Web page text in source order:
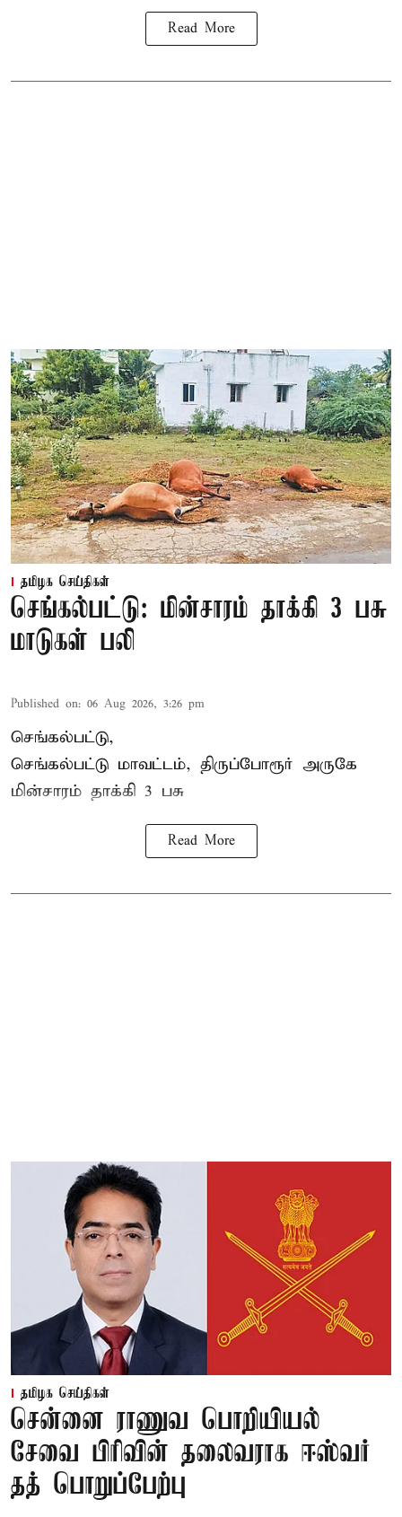
Read More
தமிழக செய்திகள்
செங்கல்பட்டு: மின்சாரம் தாக்கி 3 பசு
மாடுகள் பலி
Published on: 06 Aug 2026, 3:26 pm
செங்கல்பட்டு,
செங்கல்பட்டு மாவட்டம், திருப்போரூர் அருகே
மின்சாரம் தாக்கி 3 பசு
Read More
தமிழக செய்திகள்
சென்னை ராணுவ பொறியியல்
சேவை பிரிவின் தலைவராக ஈஸ்வர்
தத் பொறுப்பேற்பு